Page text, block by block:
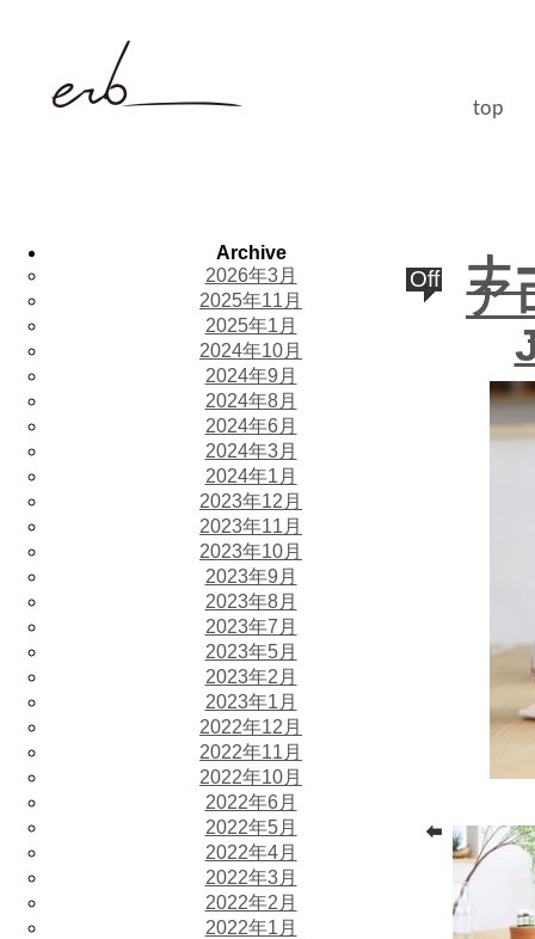
top
Off ナ
ア
Archive
2026年3月
2025年11月
2025年1月
2024年10月
2024年9月
2024年8月
2024年6月
2024年3月
2024年1月
2023年12月
2023年11月
2023年10月
2023年9月
2023年8月
2023年7月
2023年5月
2023年2月
2023年1月
2022年12月
2022年11月
2022年10月
2022年6月
2022年5月
2022年4月
2022年3月
2022年2月
2022年1月